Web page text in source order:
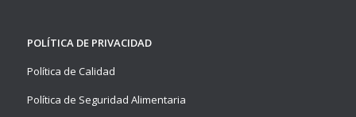
POLÍTICA DE PRIVACIDAD
Política de Calidad
Política de Seguridad Alimentaria